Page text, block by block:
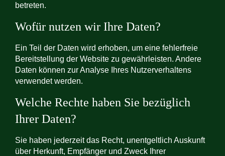
betreten.
Wofür nutzen wir Ihre Daten?
Ein Teil der Daten wird erhoben, um eine fehlerfreie
Bereitstellung der Website zu gewährleisten. Andere
Daten können zur Analyse Ihres Nutzerverhaltens
verwendet werden.
Welche Rechte haben Sie bezüglich
Ihrer Daten?
Sie haben jederzeit das Recht, unentgeltlich Auskunft
über Herkunft, Empfänger und Zweck Ihrer